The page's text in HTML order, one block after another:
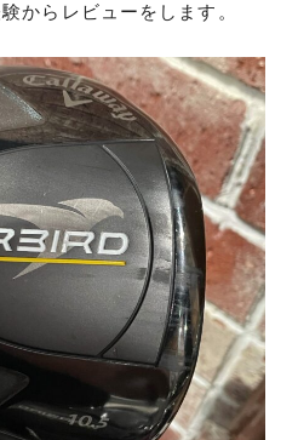
からレビューをします。